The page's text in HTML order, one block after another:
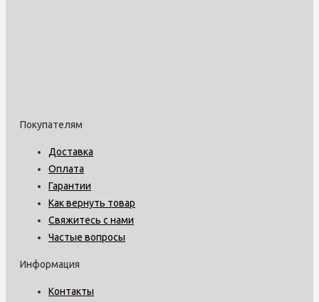
Покупателям
Доставка
Оплата
Гарантии
Как вернуть товар
Свяжитесь с нами
Частые вопросы
Информация
Контакты